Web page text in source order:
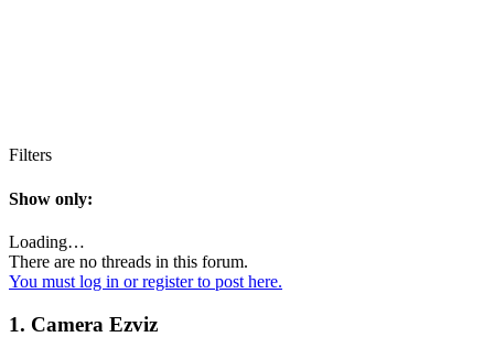
Filters
Show only:
Loading…
There are no threads in this forum.
You must log in or register to post here.
1. Camera Ezviz